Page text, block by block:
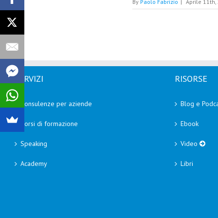
By Paolo Fabrizio | Aprile 11th,
SERVIZI
Consulenze per aziende
Corsi di formazione
Speaking
Academy
RISORSE
Blog e
Ebook
Video
Libri